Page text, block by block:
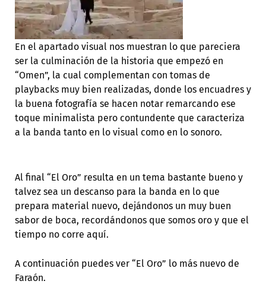
En el apartado visual nos muestran lo que pareciera
ser la culminación de la historia que empezó en
“Omen”, la cual complementan con tomas de
playbacks muy bien realizadas, donde los encuadres y
la buena fotografía se hacen notar remarcando ese
toque minimalista pero contundente que caracteriza
a la banda tanto en lo visual como en lo sonoro.
Al final “El Oro” resulta en un tema bastante bueno y
talvez sea un descanso para la banda en lo que
prepara material nuevo, dejándonos un muy buen
sabor de boca, recordándonos que somos oro y que el
tiempo no corre aquí.
A continuación puedes ver “El Oro” lo más nuevo de
Faraón.